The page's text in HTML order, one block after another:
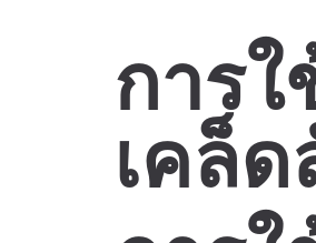
การ
เคล็